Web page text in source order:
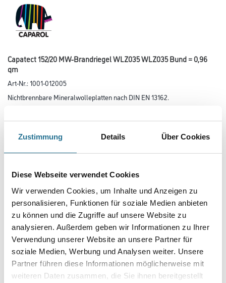
Zustimmung Details Über Cookies
Diese Webseite verwendet Cookies
Wir verwenden Cookies, um Inhalte und Anzeigen zu
personalisieren, Funktionen für soziale Medien anbieten
zu können und die Zugriffe auf unsere Website zu
analysieren. Außerdem geben wir Informationen zu Ihrer
Verwendung unserer Website an unsere Partner für
soziale Medien, Werbung und Analysen weiter. Unsere
Partner führen diese Informationen möglicherweise mit
weiteren Daten zusammen, die Sie ihnen bereitgestellt
Capatect 152/20 MW-Brandriegel WLZ035 WLZ035 Bund = 0,96
qm
Art-Nr.:1001-012005
Nichtbrennbare Mineralwolleplatten nach DIN EN 13162.
Länge in centimeter
Plattenstärke